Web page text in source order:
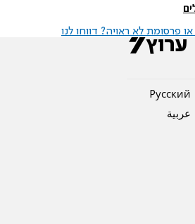
פרסומת לא ראויה? דווחו לנו
Pусский
عربية